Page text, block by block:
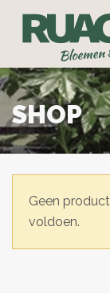
SHOP
Geen
voldoen.